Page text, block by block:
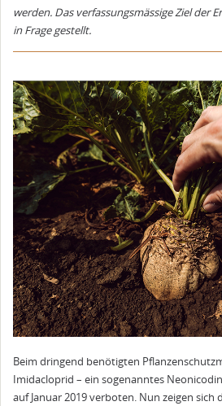
werden. Das verfassungsmässige Ziel der
in Frage gestellt.
Beim dringend benötigten
Imidacloprid – ein sogenanntes
auf Januar 2019 verboten. Nun zeigen sich